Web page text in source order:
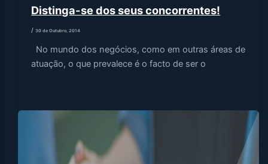
Distinga-se dos seus concorrentes!
/30 de Outubro, 2014
No mundo dos negócios, como em outras áreas de
atuação, o que prevalece é o facto de ser o